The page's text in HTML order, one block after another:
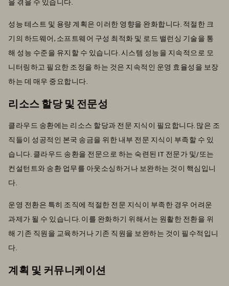
을 겪을 수 있습니다.
성능 테스트 및 용량 계획은 이러한 영향을 완화합니다. 적절한 크
기의 하드웨어, 소프트웨어 구성 최적화 및 로드 밸런싱 기술을 통
해 성능 수준을 유지할 수 있습니다. 시스템 성능을 지속적으로 모
니터링하고 필요한 조정을 하는 것은 지속적인 운영 효율성을 보장
하는 데 매우 중요합니다.
리소스 할당 및 전문성
클라우드 송환에는 리소스 할당과 전문 지식이 필요합니다. 많은 조
직들이 성공적인 본국 송금을 위한 내부 전문 지식이 부족할 수 있
습니다. 클라우드 송환을 전문으로 하는 숙련된 IT 전문가 및/또는
컨설턴트와 송환 업무를 아웃소싱하거나 보완하는 것이 핵심입니
다.
운영 전환은 특히 조직에 적절한 전문 지식이 부족한 경우 어려운
과제가 될 수 있습니다. 이를 완화하기 위해서는 원활한 전환을 위
해 기존 직원을 교육하거나 기존 직원을 보완하는 것이 필수적입니
다.
계획 및 커뮤니케이션